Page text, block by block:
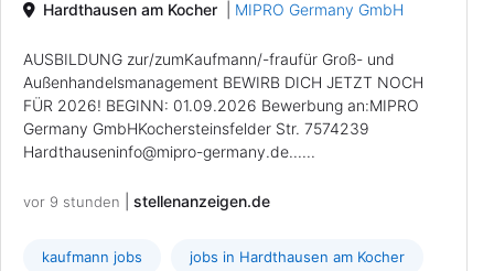
Hardthausen am Kocher MIPRO Germany GmbH
AUSBILDUNG zur/zumKaufmann/-fraufür Groß- und
Außenhandelsmanagement BEWIRB DICH JETZT NOCH
FÜR 2026! BEGINN: 01.09.2026 Bewerbung an:MIPRO
Germany GmbHKochersteinsfelder Str. 7574239
Hardthauseninfo@mipro-germany.de......
vor 9 stunden stellenanzeigen.de
kaufmann jobs jobs in Hardthausen am Kocher